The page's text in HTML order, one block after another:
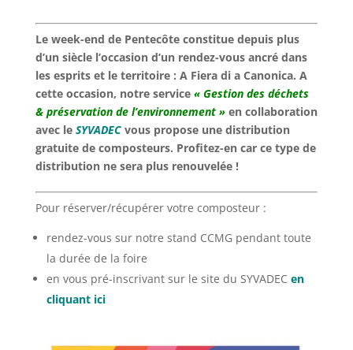
Le week-end de Pentecôte constitue depuis plus
d’un siècle l’occasion d’un rendez-vous ancré dans
les esprits et le territoire : A Fiera di a Canonica. A
cette occasion, notre service « Gestion des déchets
& préservation de l’environnement »en collaboration
avec le SYVADEC vous propose une distribution
gratuite de composteurs. Profitez-en car ce type de
distribution ne sera plus renouvelée !
Pour réserver/récupérer votre composteur :
rendez-vous sur notre stand CCMG pendant toute
la durée de la foire
en vous pré-inscrivant sur le site du SYVADEC en
cliquant ici